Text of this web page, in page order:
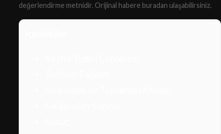
değerlendirme metnidir. Orijinal habere buradan ulaşabilirsiniz.